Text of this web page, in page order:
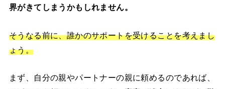
界がきてしまうかもしれません。
そうなる前に、誰かのサポートを受けることを考えまし
ょう。
まず、自分の親やパートナーの親に頼めるのであれば、